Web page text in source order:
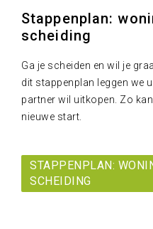
Stappenplan:
scheiding
Ga je scheiden en wil je
dit stappenplan leggen we
partner wil uitkopen. Zo
nieuwe start.
STAPPENPLAN:
SCHEIDING